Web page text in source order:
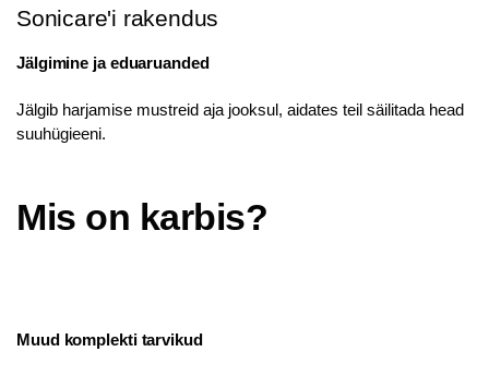
Sonicare'i rakendus
Jälgimine ja eduaruanded
Jälgib harjamise mustreid aja jooksul, aidates teil säilitada head
suuhügieeni.
Mis on karbis?
Muud komplekti tarvikud